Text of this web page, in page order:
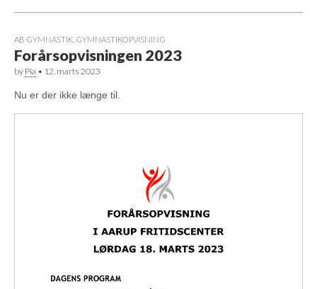
AB GYMNASTIK GYMNASTIKOPVISNING
Forårsopvisningen 2023
by Pia • 12. marts 2023
Nu er der ikke længe til.